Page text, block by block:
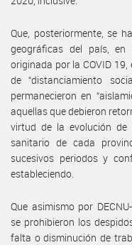
Que, posteriormente, se
geográficas del país,
originada por la COVID
de “distanciamiento
permanecieron en
aquellas que debieron
virtud de la evolución
sanitario de cada
sucesivos periodos y
estableciendo.
Que asimismo por
se prohibieron los
falta o disminución de